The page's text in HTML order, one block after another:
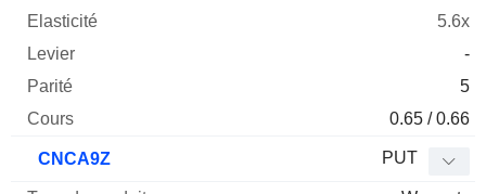
5.6x
-
5
0.65 / 0.66
CNCA9Z PUT